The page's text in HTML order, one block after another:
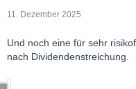
11. Dezember 2025
Und noch eine für sehr
nach Dividendenstreichung.